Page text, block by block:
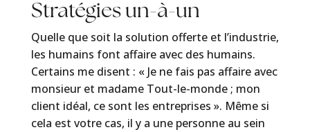
Stratégies un-à-un
Quelle que soit la solution offerte et l’industrie,
les humains font affaire avec des humains.
Certains me disent : « Je ne fais pas affaire avec
monsieur et madame Tout-le-monde ; mon
client idéal, ce sont les entreprises ». Même si
cela est votre cas, il y a une personne au sein